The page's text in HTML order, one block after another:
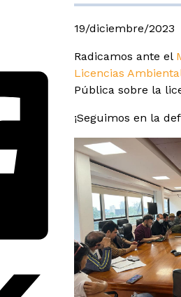
19/diciembre/2023
Radicamos ante el
Licencias
Pública sobre la
¡Seguimos en la